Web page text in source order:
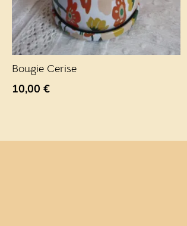
Bougie Cerise
10,00 €